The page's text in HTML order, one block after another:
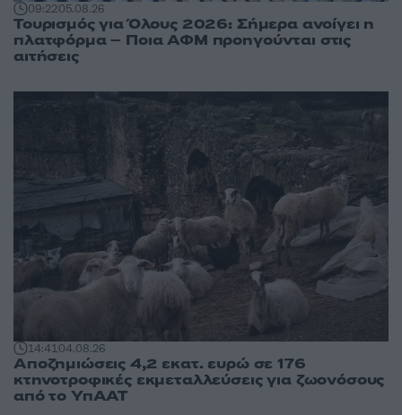
09:2205.08.26
Τουρισμός για Όλους 2026: Σήμερα ανοίγει η
πλατφόρμα – Ποια ΑΦΜ προηγούνται στις
αιτήσεις
14:4104.08.26
Αποζημιώσεις 4,2 εκατ. ευρώ σε 176
κτηνοτροφικές εκμεταλλεύσεις για ζωονόσους
από το ΥπΑΑΤ